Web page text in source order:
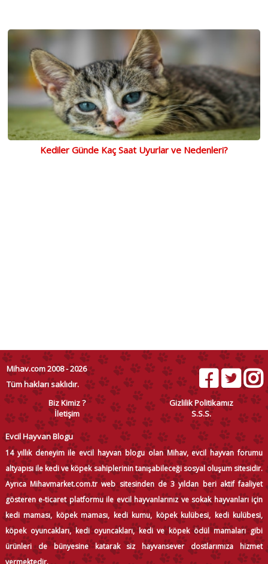
Kediler Günde Kaç Saat Uyurlar ve Nedenleri?
Mihav.com 2008 - 2026
Tüm hakları saklıdır.
Biz Kimiz ?
Gizlilik Politikamız
İletişim
S.S.S.
Evcil Hayvan Blogu
14 yıllık deneyim ile evcil hayvan blogu olan Mihav, evcil hayvan forumu
altyapısı ile kedi ve köpek sahiplerinin tanışabileceği sosyal oluşum sitesidir.
Ayrıca Mihavmarket.com.tr web sitesinden de 3 yıldan beri aktif faaliyet
gösteren e-ticaret platformu ile evcil hayvanlarınız ve sokak hayvanları için
kedi maması, köpek maması, kedi kumu, köpek kulübesi, kedi kulübesi,
köpek oyuncakları, kedi oyuncakları, kedi ve köpek ödül mamaları gibi
ürünleri de bünyesine katarak siz hayvansever dostlarımıza hizmet
vermektedir.